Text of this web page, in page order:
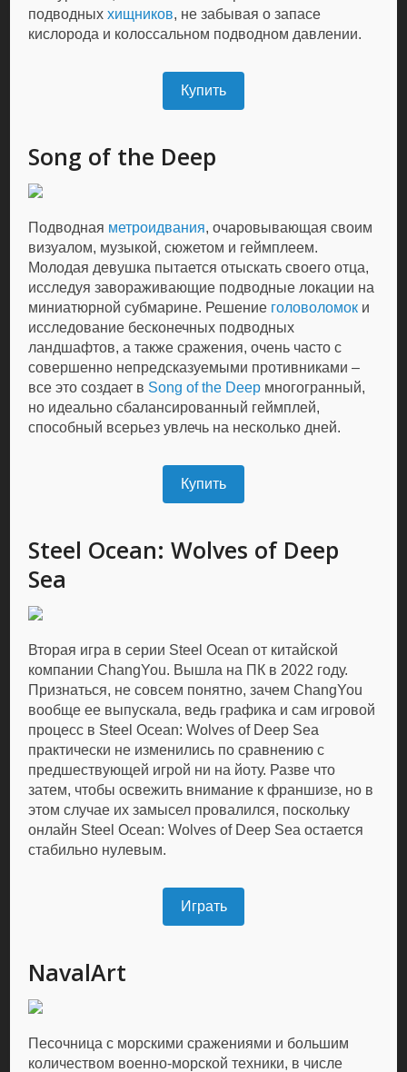
подводныххищников, не забывая о запасе
кислорода и колоссальном подводном давлении.
Купить
Song of the Deep
Подводная метроидвания, очаровывающая своим
визуалом, музыкой, сюжетом и геймплеем.
Молодая девушка пытается отыскать своего отца,
исследуя завораживающие подводные локации на
миниатюрной субмарине. Решение головоломок и
исследование бесконечных подводных
ландшафтов, а также сражения, очень часто с
совершенно непредсказуемыми противниками –
все это создает в Song of the Deep многогранный,
но идеально сбалансированный геймплей,
способный всерьез увлечь на несколько дней.
Купить
Steel Ocean: Wolves of Deep
Sea
Вторая игра в серии Steel Ocean от китайской
компании ChangYou. Вышла на ПК в 2022 году.
Признаться, не совсем понятно, зачем ChangYou
вообще ее выпускала, ведь графика и сам игровой
процесс в Steel Ocean: Wolves of Deep Sea
практически не изменились по сравнению с
предшествующей игрой ни на йоту. Разве что
затем, чтобы освежить внимание к франшизе, но в
этом случае их замысел провалился, поскольку
онлайн Steel Ocean: Wolves of Deep Sea остается
стабильно нулевым.
Играть
NavalArt
Песочница с морскими сражениями и большим
количеством военно-морской техники, в числе